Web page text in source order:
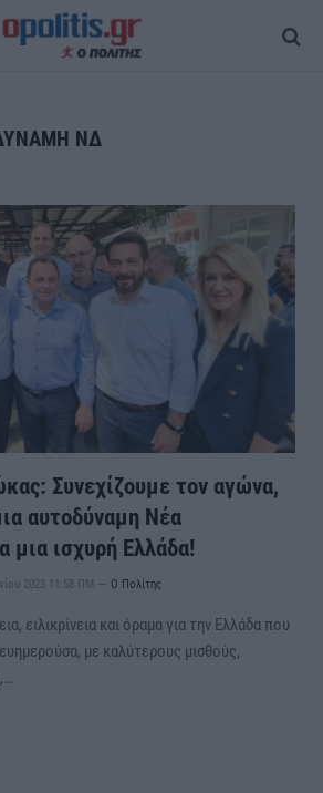
ΝΔ
Συνεχίζουμε τον αγώνα,
αυτοδύναμη Νέα
μια ισχυρή Ελλάδα!
2023 11:58 ΠΜ Ο Πολίτης
ειλικρίνεια και όραμα για την Ελλάδα που
με καλύτερους μισθούς,